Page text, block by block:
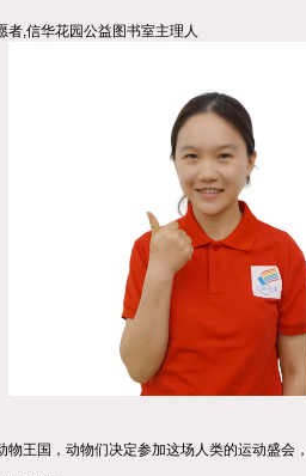
者,信华花园公益图书室主理人
物王国，动物们决定参加这场人类的运动盛